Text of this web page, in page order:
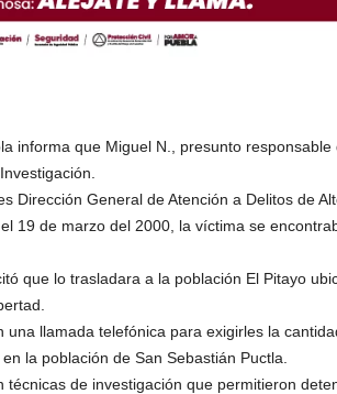
informa que Miguel N., presunto
Dirección General de Atención a Delitos de
19 de marzo del 2000, la víctima se
que lo trasladara a la población El Pitayo
llamada telefónica para exigirles la
la población de San Sebastián Puctla.
técnicas de investigación que permitieron